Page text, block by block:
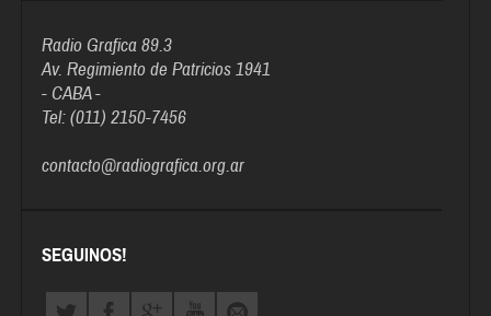
Radio Grafica 89.3
Av. Regimiento de Patricios 1941
- CABA -
Tel: (011) 2150-7456
contacto@radiografica.org.ar
SEGUINOS!